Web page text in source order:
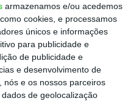
armazenamos e/ou acedemos
cookies, e processamos
únicos e informações
para publicidade e
de publicidade e
e desenvolvimento de
nós e os nossos parceiros
de geolocalização
de investimento”.
é um reflexo
do marketing em
encarado como
gerador de valor